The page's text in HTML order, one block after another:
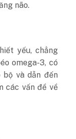
não.
yếu, chẳng
omega-3, có
bộ và dẫn đến
các vấn đề về